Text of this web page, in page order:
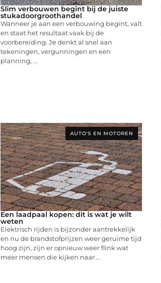
Slim verbouwen begint bij de juiste
stukadoorgroothandel
Wanneer je aan een verbouwing begint, valt
en staat het resultaat vaak bij de
voorbereiding. Je denkt al snel aan
tekeningen, vergunningen en een
planning, ...
AUTO'S EN MOTOREN
Een laadpaal kopen: dit is wat je wilt
weten
Elektrisch rijden is bijzonder aantrekkelijk
en nu de brandstofprijzen weer geruime tijd
hoog zijn, zijn er opnieuw weer flink wat
meer mensen die kijken naar ...